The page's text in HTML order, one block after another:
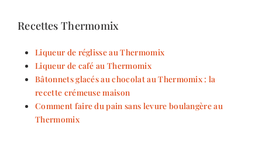
Recettes Thermomix
Liqueur de réglisse au Thermomix
Liqueur de café au Thermomix
Bâtonnets glacés au chocolat au Thermomix : la
recette crémeuse maison
Comment faire du pain sans levure boulangère au
Thermomix